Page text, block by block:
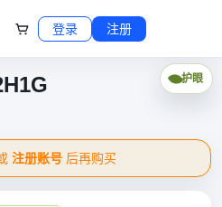
登录 注册
注册账号 后再购买
护眼